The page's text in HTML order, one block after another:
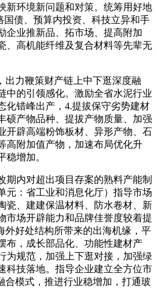
新环境新问题和对策。统筹用好地
国债、预算内投资、科技立异和手
企业推新品、拓市场、提高附加
、高机能纤维及复合材料等先辈无
力鞭策财产链上中下逛深度融
中的引领感化。激励全省水泥行业
化错峰出产，4.提拔保守劣势建材
硕产物品种、提拔产物质量、加强
开辟高端粉饰板材、异形产物、石
高附加值产物，加速布局优化升
稳增加。
内对超出项目存案的熟料产能制
元：省工业和消息化厅）指导市场
瓷、建建保温材料、防水卷材、新
市场开辟能力和品牌佳誉度较着提
外好处结构所带来的出海机缘，平
布，成长部品化、功能性建材产
为规范，加强上下逛对接，加强绿
科技落地。指导企业建立全方位市
合模式，推进行业稳增加，打通玻